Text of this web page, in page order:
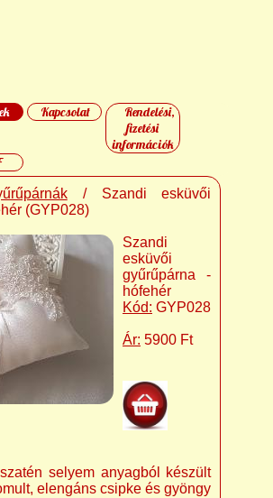
Kapcsolat
Rendelési,
fizetési
információk
/ Szandi esküvői
(GYP028)
Szandi
esküvői
gyűrűpárna -
hófehér
Kód: GYP028
Ár: 5900 Ft
selyem anyagból készült
elengáns csipke és gyöngy